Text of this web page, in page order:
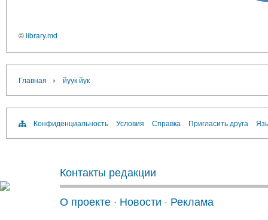
©library.md
Главная › йуук йук
Конфиденциальность Условия Справка Пригласить друга
Контакты редакции
О проекте · Новости · Реклама